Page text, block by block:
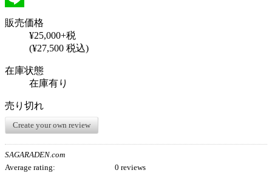
Line
販売価格
¥25,000+税
(¥27,500 税込)
在庫状態
在庫有り
売り切れ
Create your own review
SAGARADEN.com
Average rating:
0 reviews